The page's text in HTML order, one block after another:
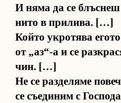
И няма да се
нито в при­ли­ва. […]
Който ук­ро­тява
от „аз­“-а и се
чин. […]
Не се раз­де­ляме
се съ­е­ди­ним с